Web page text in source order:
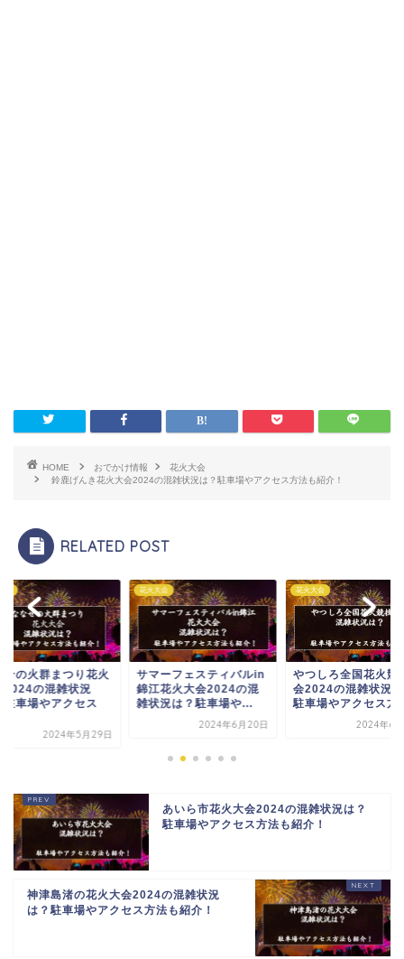
HOME おでかけ情報
花火大会
鈴鹿げんき花火大会2024の混雑状況は？駐車場やアクセス方法も紹介！
RELATED POST
ーフェスティバルin
花火大会2024の混
況は？駐車場や...
花火大会
やつしろ全国花火競技大
会2024の混雑状況は？
駐車場やアクセス方法...
2024年6月30日
花火大会
対馬厳原港まつり花
会2024の混雑状況
駐車場やアクセス方
2024年6
あいら市花火大会2024の混雑状況は？
駐車場やアクセス方法も紹介！
神津島渚の花火大会2024の混雑状況
は？駐車場やアクセス方法も紹介！